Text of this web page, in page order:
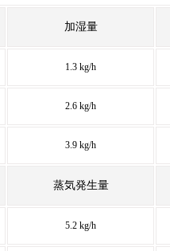
加湿量
1.3 kg/h
2.6 kg/h
3.9 kg/h
蒸気発生量
5.2 kg/h